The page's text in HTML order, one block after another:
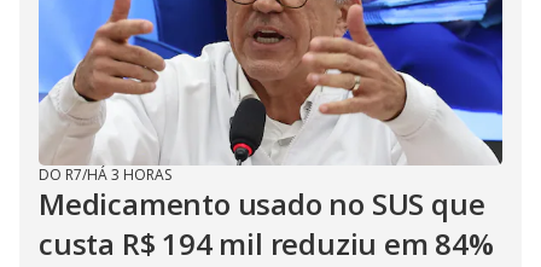
DO R7/HÁ 3 HORAS
Medicamento usado no SUS que
custa R$ 194 mil reduziu em 84%